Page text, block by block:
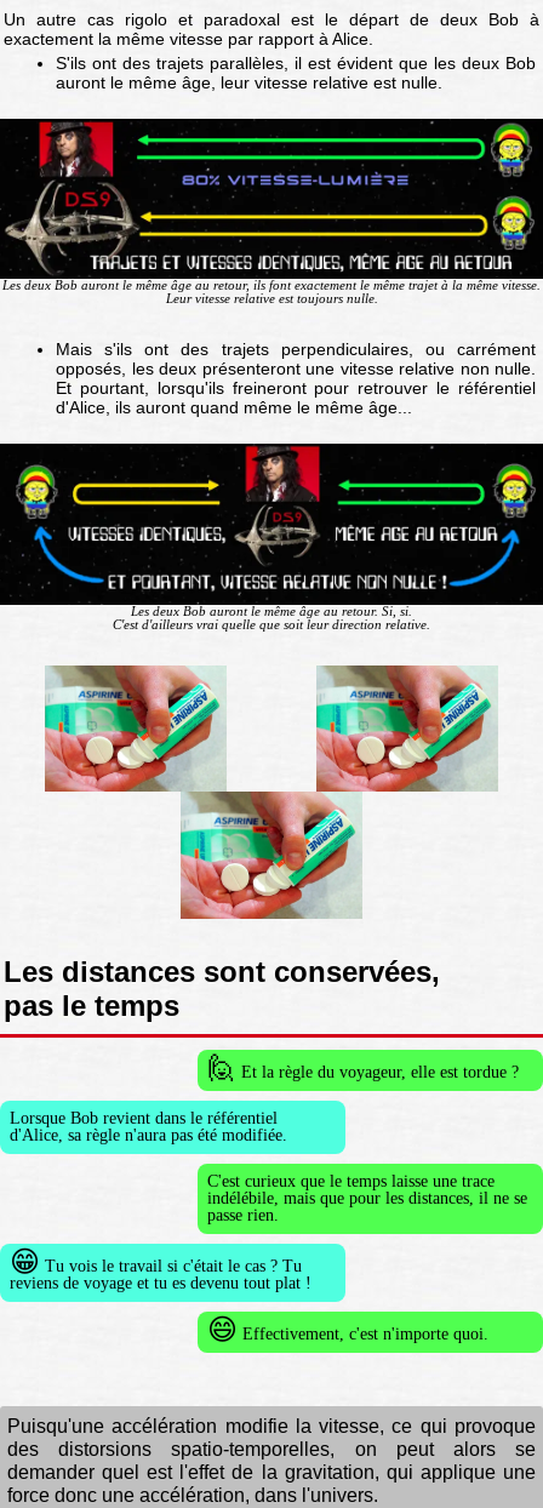
Un autre cas rigolo et paradoxal est le départ de deux Bob à
exactement la même vitesse par rapport à Alice.
S'ils ont des trajets parallèles, il est évident que les deux Bob
auront le même âge, leur vitesse relative est nulle.
Les deux Bob auront le même âge au retour, ils font exactement le même trajet à la même vitesse.
Leur vitesse relative est toujours nulle.
Mais s'ils ont des trajets perpendiculaires, ou carrément
opposés, les deux présenteront une vitesse relative non nulle.
Et pourtant, lorsqu'ils freineront pour retrouver le référentiel
d'Alice, ils auront quand même le même âge...
Les deux Bob auront le même âge au retour. Si, si.
C'est d'ailleurs vrai quelle que soit leur direction relative.
Les distances sont conservées,
pas le temps
🙋 Et la règle du voyageur, elle est tordue ?
Lorsque Bob revient dans le référentiel
d'Alice, sa règle n'aura pas été modifiée.
C'est curieux que le temps laisse une trace
indélébile, mais que pour les distances, il ne se
passe rien.
😁 Tu vois le travail si c'était le cas ? Tu
reviens de voyage et tu es devenu tout plat !
😄 Effectivement, c'est n'importe quoi.
Puisqu'une accélération modifie la vitesse, ce qui provoque
des distorsions spatio-temporelles, on peut alors se
demander quel est l'effet de la gravitation, qui applique une
force donc une accélération, dans l'univers.